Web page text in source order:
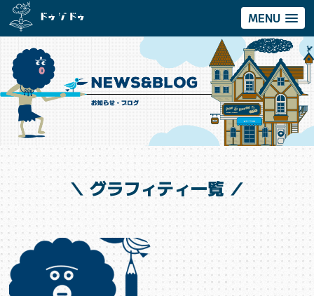
MENU
＼ グラフィティ一覧 ／